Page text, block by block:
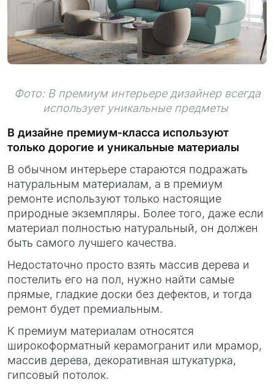
Фото: В премиум интерьере дизайнер всегда
использует уникальные предметы
В дизайне премиум-класса используют
только дорогие и уникальные материалы
В обычном интерьере стараются подражать
натуральным материалам, а в премиум
ремонте используют только настоящие
природные экземпляры. Более того, даже если
материал полностью натуральный, он должен
быть самого лучшего качества.
Недостаточно просто взять массив дерева и
постелить его на пол, нужно найти самые
прямые, гладкие доски без дефектов, и тогда
ремонт будет премиальным.
К премиум материалам относятся
широкоформатный керамогранит или мрамор,
массив дерева, декоративная штукатурка,
гипсовый потолок.